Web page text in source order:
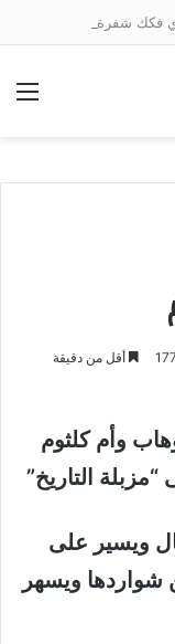
177 أقل من دقيقة
وأم كلثوم
التاريخ”
ويسير على
شواردها ويسهر